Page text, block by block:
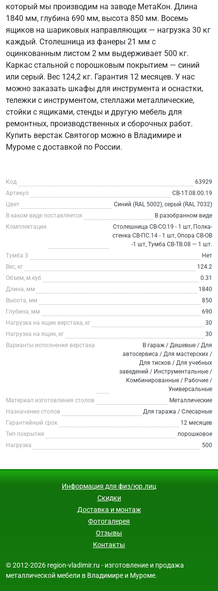
который мы производим на заводе МетаКон. Длина
1840 мм, глубина 690 мм, высота 850 мм. Восемь
ящиков на шариковых направляющих — нагрузка 30 кг
каждый. Столешница из фанеры 21 мм с
оцинкованным листом 2 мм выдерживает 500 кг.
Каркас стальной с порошковым покрытием — синий
или серый. Вес 124,2 кг. Гарантия 12 месяцев. У нас
можно заказать шкафы для инструмента и оснастки,
тележки с инструментом, стеллажи металлические,
стойки с ящиками, стенды и другую мебель для
ремонтных, производственных и сборочных работ.
Купить верстак Святогор можно в Владимире и
Муроме с доставкой по России.
Код
63929
Артикул
СВ-1Т.08.00.19
Цвет
Синий (RAL 5002), серый (RAL 7032)
В каком виде поставляется
В разобранном виде
Комплектация
Столешница СВ-СО.19 - 1 шт, Полка-
стенка СВ-ПС.14 - 1 шт, Опора СВ-ОВ
-1 шт, Тумба СВ-ТВ.08 — 1 шт.
Тумба 3
Нет
Вес, кг
124.2
Объем, м.куб
0.31
Длина, мм
1840
Высота, мм
850
Глубина, мм
690
Нагрузка на ящик верстака, кг
30
Нагрузка на ящик, кг
30
Варианты исполнения верстака
В гараж / Дешевые / Для
автосервиса / Для мастерских /
Для тисков / Для учебных
заведений / Инструментальные /
Комбинированные / Рабочие /
Универсальные
Материал изготовления столов
Металлические
Назначение столов
Для гаража / Слесарные
Гарантийный срок
12 месяцев
Тип покрытия
порошковое
Нагрузка
500
Информация для физ/юр.лиц
Скидки
Доставка и монтаж
Фотогалерея
Отзывы
Контакты
© 2012-2026 region-vladimir.ru - изготовление и продажа
металлической мебели в Владимире и Муроме.